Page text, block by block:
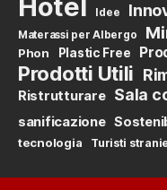
Hotel Idee
Materassi per Albergo
Phon Plastic Free
Prodotti Utili
Ristrutturare Sala
sanificazione
tecnologia Turisti